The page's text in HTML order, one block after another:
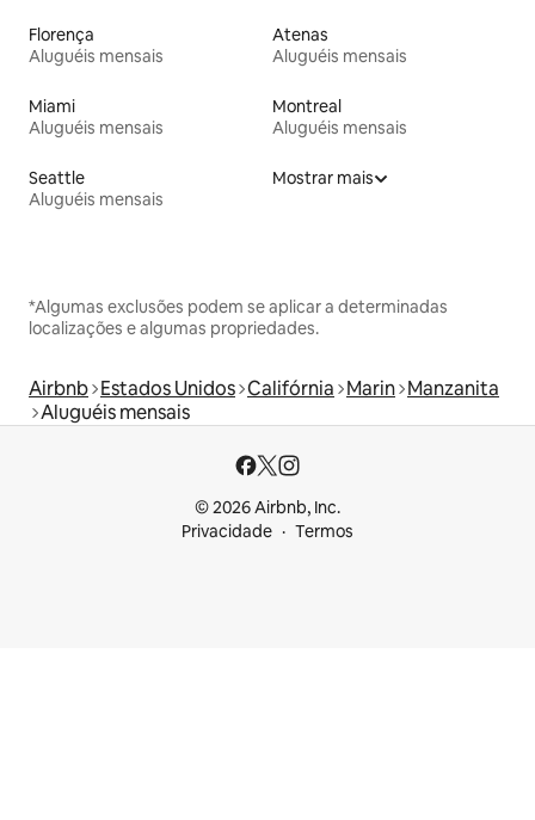
Florença
Aluguéis mensais
Atenas
Aluguéis mensais
Miami
Aluguéis mensais
Montreal
Aluguéis mensais
Seattle
Aluguéis mensais
Mostrar mais
*Algumas exclusões podem se aplicar a determinadas
localizações e algumas propriedades.
Airbnb Estados Unidos Califórnia Marin Manzanita
Aluguéis mensais
© 2026 Airbnb, Inc.
Privacidade
Termos